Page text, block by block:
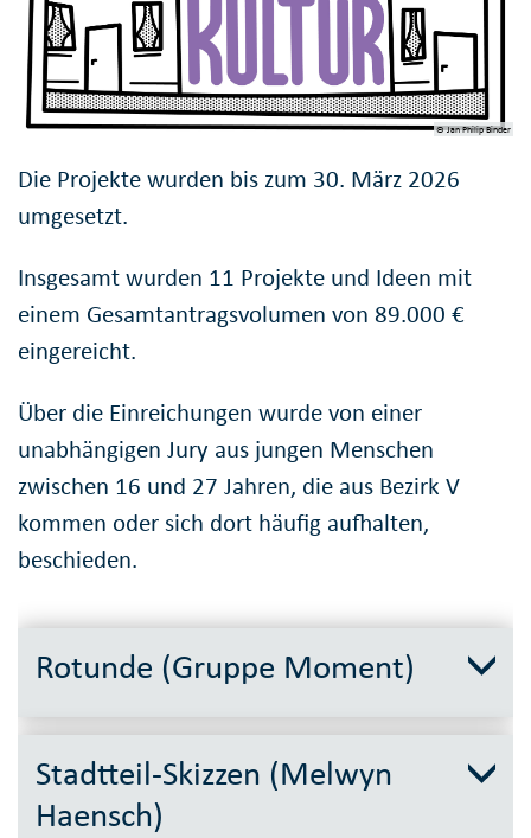
© Jan Philip Binder
Die Projekte wurden bis zum 30. März 2026
umgesetzt.
Insgesamt wurden 11 Projekte und Ideen mit
einem Gesamtantragsvolumen von 89.000 €
eingereicht.
Über die Einreichungen wurde von einer
unabhängigen Jury aus jungen Menschen
zwischen 16 und 27 Jahren, die aus Bezirk V
kommen oder sich dort häufig aufhalten,
beschieden.
Rotunde (Gruppe Moment)
Stadtteil-Skizzen (Melwyn
Haensch)